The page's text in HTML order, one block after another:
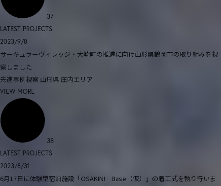
37
LATEST PROJECTS
2023/9/8
サーキュラーヴィレッジ・大崎町の推進に向け山形県鶴岡市の取り組みを視
察しました
先進事例視察 山形県 庄内エリア
VIEW MORE
38
LATEST PROJECTS
2023/8/31
6月17日に体験型宿泊施設「OSAKINI Base（仮）」の着工式を執り行いま